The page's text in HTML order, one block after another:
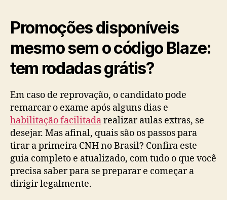
Promoções disponíveis
mesmo sem o código Blaze:
tem rodadas grátis?
Em caso de reprovação, o candidato pode
remarcar o exame após alguns dias e
habilitação facilitadarealizar aulas extras, se
desejar. Mas afinal, quais são os passos para
tirar a primeira CNH no Brasil? Confira este
guia completo e atualizado, com tudo o que você
precisa saber para se preparar e começar a
dirigir legalmente.